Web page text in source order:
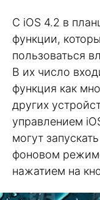
С iOS 4.2 в
функции,
пользоваться
В их число
функция как
других
управлением
могут
фоновом
нажатием на